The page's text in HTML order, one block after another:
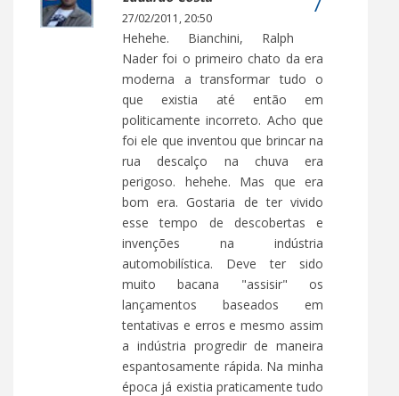
27/02/2011, 20:50
Hehehe. Bianchini, Ralph
Nader foi o primeiro chato da era
moderna a transformar tudo o
que existia até então em
politicamente incorreto. Acho que
foi ele que inventou que brincar na
rua descalço na chuva era
perigoso. hehehe. Mas que era
bom era. Gostaria de ter vivido
esse tempo de descobertas e
invenções na indústria
automobilística. Deve ter sido
muito bacana "assisir" os
lançamentos baseados em
tentativas e erros e mesmo assim
a indústria progredir de maneira
espantosamente rápida. Na minha
época já existia praticamente tudo